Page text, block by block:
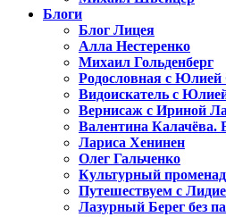
Блоги
Блог Лицея
Алла Нестеренко
Михаил Гольденберг
Родословная с
Видоискатель с
Вернисаж с Ириной
Валентина Калачёва.
Лариса Хенинен
Олег Гальченко
Культурный
Путешествуем с
Лазурный Берег без